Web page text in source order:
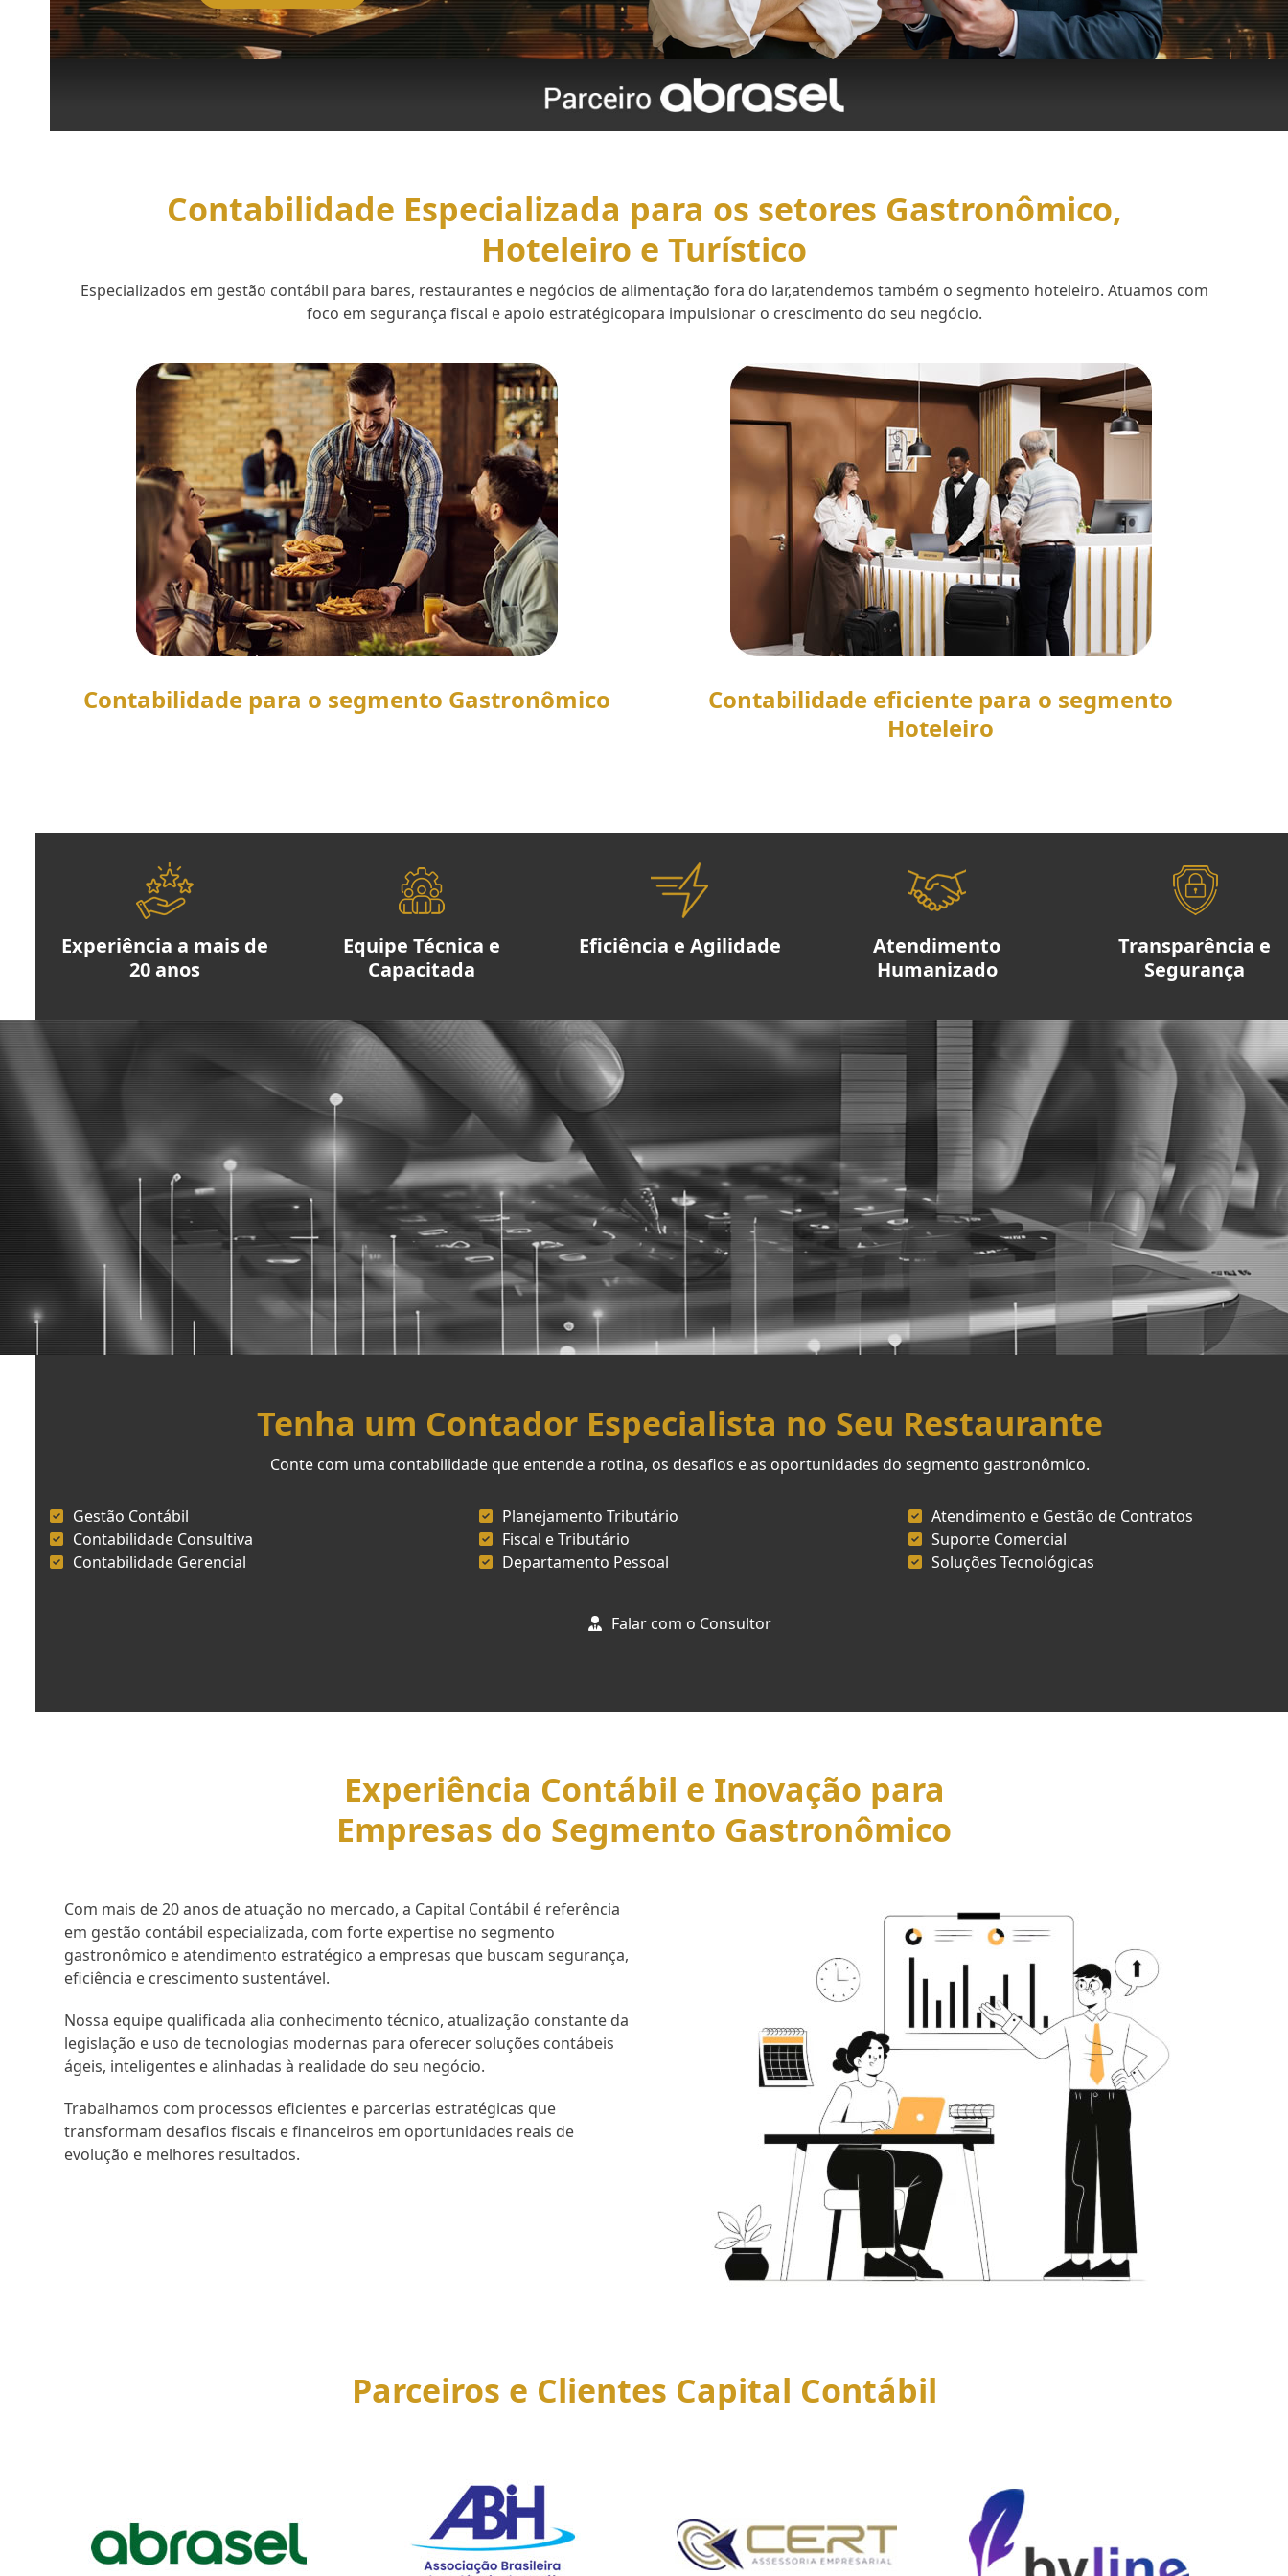
Contabilidade Especializada para os setores Gastronômico,
Hoteleiro e Turístico
Especializados em gestão contábil para bares, restaurantes e negócios de alimentação fora do lar,atendemos também o segmento hoteleiro. Atuamos com
foco em segurança fiscal e apoio estratégicopara impulsionar o crescimento do seu negócio.
Contabilidade para o segmento Gastronômico
Contabilidade eficiente para o segmento
Hoteleiro
Experiência a mais de
20 anos
Equipe Técnica e
Capacitada
Eficiência e Agilidade
Atendimento
Humanizado
Transparência e
Segurança
Tenha um Contador Especialista no Seu Restaurante
Conte com uma contabilidade que entende a rotina, os desafios e as oportunidades do segmento gastronômico.
Gestão Contábil
Contabilidade Consultiva
Contabilidade Gerencial
Planejamento Tributário
Fiscal e Tributário
Departamento Pessoal
Atendimento e Gestão de Contratos
Suporte Comercial
Soluções Tecnológicas
Falar com o Consultor
Experiência Contábil e Inovação para
Empresas do Segmento Gastronômico
Com mais de 20 anos de atuação no mercado, a Capital Contábil é referência
em gestão contábil especializada, com forte expertise no segmento
gastronômico e atendimento estratégico a empresas que buscam segurança,
eficiência e crescimento sustentável.
Nossa equipe qualificada alia conhecimento técnico, atualização constante da
legislação e uso de tecnologias modernas para oferecer soluções contábeis
ágeis, inteligentes e alinhadas à realidade do seu negócio.
Trabalhamos com processos eficientes e parcerias estratégicas que
transformam desafios fiscais e financeiros em oportunidades reais de
evolução e melhores resultados.
Parceiros e Clientes Capital Contábil
right